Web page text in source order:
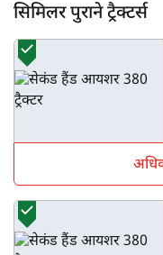
सिमिलर पुराने ट्रैक्टर्स